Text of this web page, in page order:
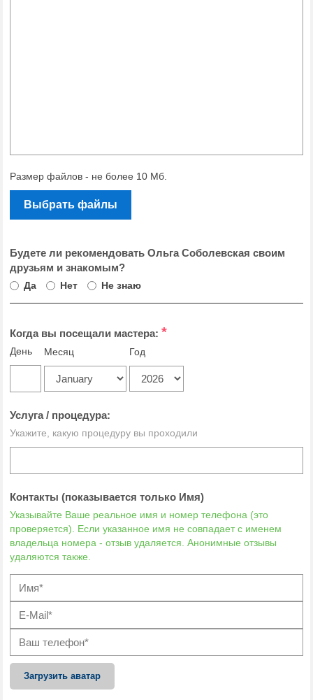
Размер файлов - не более 10 Мб.
Выбрать файлы
Будете ли рекомендовать Ольга Соболевская своим
друзьям и знакомым?
Да Нет Не знаю
Когда вы посещали мастера: *
День Месяц Год
Услуга / процедура:
Укажите, какую процедуру вы проходили
Контакты (показывается только Имя)
Указывайте Ваше реальное имя и номер телефона (это
проверяется). Если указанное имя не совпадает с именем
владельца номера - отзыв удаляется. Анонимные отзывы
удаляются также.
Загрузить аватар